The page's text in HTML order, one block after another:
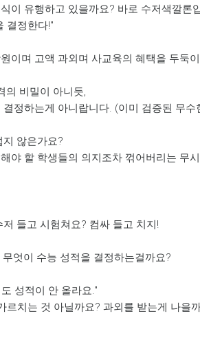
이 유행하고 있을까요? 바로 수저색깔론
결정한다!"
이며 고액 과외며 사교육의 혜택을 두둑
의 비밀이 아니듯,
정하는게 아니랍니다. (이미 검증된 무수
않은가요?
야 할 학생들의 의지조차 꺾어버리는 무
들고 시험쳐요? 컴싸 들고 치지!
엇이 수능 성적을 결정하는걸까요?
성적이 안 올라요."
르치는 것 아닐까요? 과외를 받는게 나을